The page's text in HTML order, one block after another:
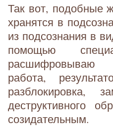
Так вот, подобные
хранятся в
из подсознания в
помощью
работа,
разблокировка,
деструктивного
созидательным.